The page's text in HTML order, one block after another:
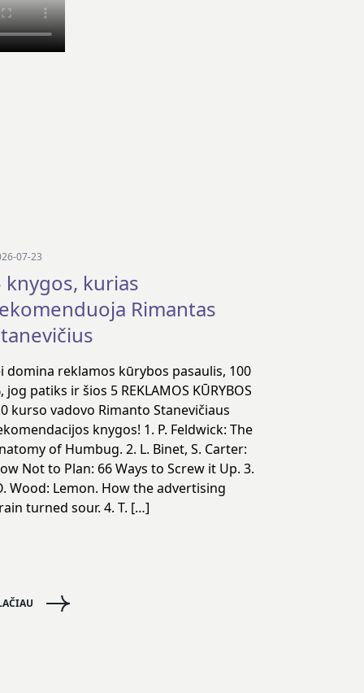
07-23
knygos, kurias
Rimantas
domina reklamos kūrybos pasaulis, 100
jog patiks ir šios 5 REKLAMOS KŪRYBOS
kurso vadovo Rimanto Stanevičiaus
knygos! 1. P. Feldwick: The
of Humbug. 2. L. Binet, S. Carter:
Not to Plan: 66 Ways to Screw it Up. 3.
Wood: Lemon. How the advertising
turned sour. 4. T. […]